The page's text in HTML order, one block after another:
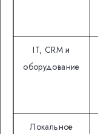
IT, CRM и
оборудование
Локальное